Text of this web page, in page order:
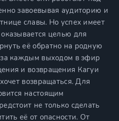
завоевывая аудиторию и
славы. Но успех имеет
целью для
её обратно на родную
каждым выходом в эфир
и возвращения Кагуи
возвращаться. Для
настоящим
не только сделать
её от опасности. От